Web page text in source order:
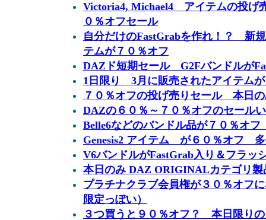
Victoria4, Michael4 アイテムの投げ
０％オフセール
自分だけのFastGrabを作れ！？ 新
テムが７０％オフ
DAZド短期セール G2Fバンドルが
1日限り 3月に販売されたアイテム
７０％オフの投げ売りセール 本日
DAZの６０％～７０％オフのセール
Belle6などのバンドル品が７０％オ
Genesis2 アイテム が６０％オフ
V6バンドルがFastGrab入り＆フラッ
本日のみ DAZ ORIGINALカテゴリ製
プラチナクラブ会員権が３０％オフ
限定っぽい）
３つ買うと９０％オフ？ 本日限り